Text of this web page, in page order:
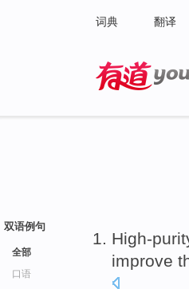
词典 翻译
双语例句
全部
口语
High-
improve